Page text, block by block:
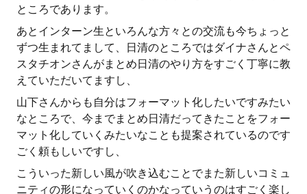
ところであります。
あとインターン生といろんな方々との交流も今ちょっと
ずつ生まれてまして、日清のところではダイナさんとペ
スタチオンさんがまとめ日清のやり方をすごく丁寧に教
えていただいてますし、
山下さんからも自分はフォーマット化したいですみたい
なところで、今までまとめ日清だってきたことをフォー
マット化していくみたいなことも提案されているのです
ごく頼もしいですし、
こういった新しい風が吹き込むことでまた新しいコミュ
ニティの形になっていくのかなっていうのはすごく楽し